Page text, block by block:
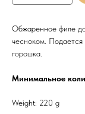
Обжаренное филе
чесноком. Подается
горошка.
Минимальное
Weight: 220 g